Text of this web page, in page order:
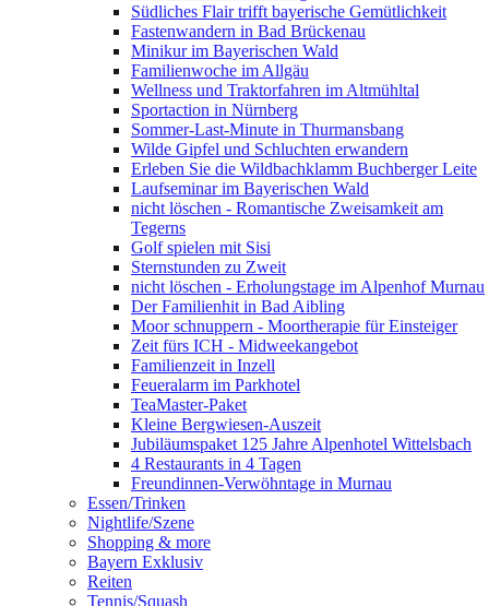
Südliches Flair trifft bayerische Gemütlichkeit
Fastenwandern in Bad Brückenau
Minikur im Bayerischen Wald
Familienwoche im Allgäu
Wellness und Traktorfahren im Altmühltal
Sportaction in Nürnberg
Sommer-Last-Minute in Thurmansbang
Wilde Gipfel und Schluchten erwandern
Erleben Sie die Wildbachklamm Buchberger Leite
Laufseminar im Bayerischen Wald
nicht löschen - Romantische Zweisamkeit am
Tegerns
Golf spielen mit Sisi
Sternstunden zu Zweit
nicht löschen - Erholungstage im Alpenhof Murnau
Der Familienhit in Bad Aibling
Moor schnuppern - Moortherapie für Einsteiger
Zeit fürs ICH - Midweekangebot
Familienzeit in Inzell
Feueralarm im Parkhotel
TeaMaster-Paket
Kleine Bergwiesen-Auszeit
Jubiläumspaket 125 Jahre Alpenhotel Wittelsbach
4 Restaurants in 4 Tagen
Freundinnen-Verwöhntage in Murnau
Essen/Trinken
Nightlife/Szene
Shopping & more
Bayern Exklusiv
Reiten
Tennis/Squash